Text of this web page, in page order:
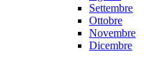
Settembre
Ottobre
Novembre
Dicembre